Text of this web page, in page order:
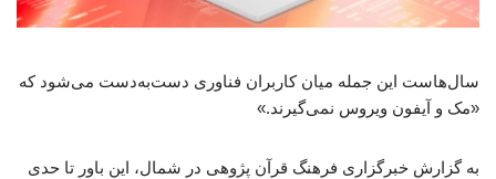
سال‌هاست این جمله میان کاربران فناوری دست‌به‌دست می‌شود که
«مک و آیفون ویروس نمی‌گیرند.»
به گزارش خبرگزاری فرهنگ قرآن پژوهی در شمال، این باور تا حدی